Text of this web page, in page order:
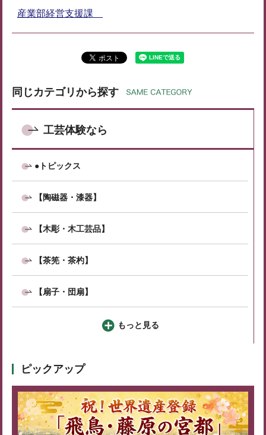
産業部経営支援課
同じカテゴリから探す
工芸体験なら
●トピックス
【陶磁器・漆器】
【木彫・木工芸品】
【茶筅・茶杓】
【扇子・団扇】
もっと見る
ピックアップ